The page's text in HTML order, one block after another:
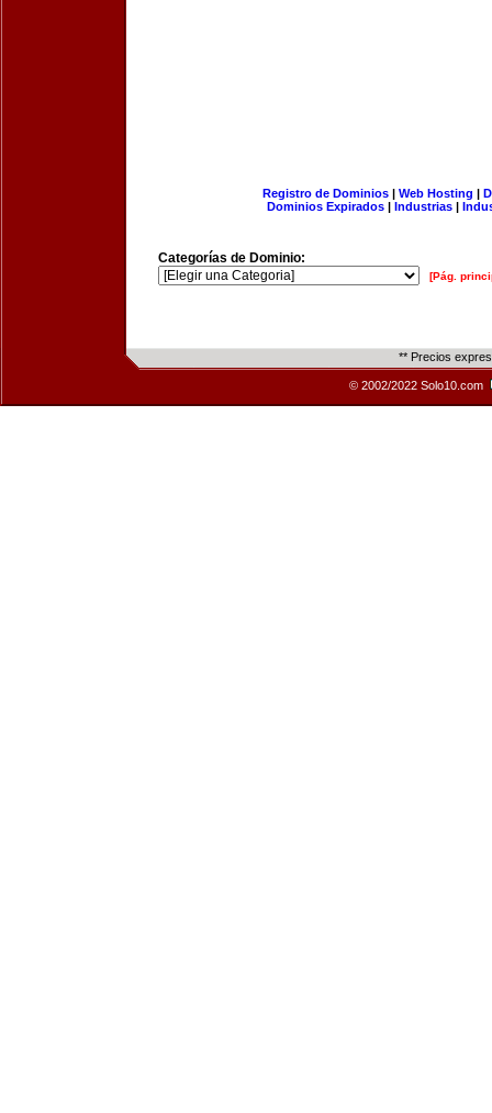
Registro de Dominios| Web Hosting |
Dominios Expirados | Industrias |
Categorías de Dominio:
[Pág.
** Precios
© 2002/2022 Solo10.com